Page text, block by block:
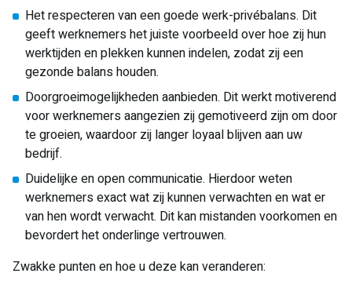
Het respecteren van een goede werk-privébalans. Dit
geeft werknemers het juiste voorbeeld over hoe zij hun
werktijden en plekken kunnen indelen, zodat zij een
gezonde balans houden.
Doorgroeimogelijkheden aanbieden. Dit werkt motiverend
voor werknemers aangezien zij gemotiveerd zijn om door
te groeien, waardoor zij langer loyaal blijven aan uw
bedrijf.
Duidelijke en open communicatie. Hierdoor weten
werknemers exact wat zij kunnen verwachten en wat er
van hen wordt verwacht. Dit kan mistanden voorkomen en
bevordert het onderlinge vertrouwen.
Zwakke punten en hoe u deze kan veranderen: